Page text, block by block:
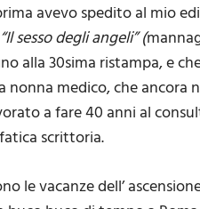
avevo spedito al mio
sesso degli angeli” (
alla 30sima ristampa, e
medico, che ancora
a fare 40 anni al
scrittoria.
le vacanze dell’